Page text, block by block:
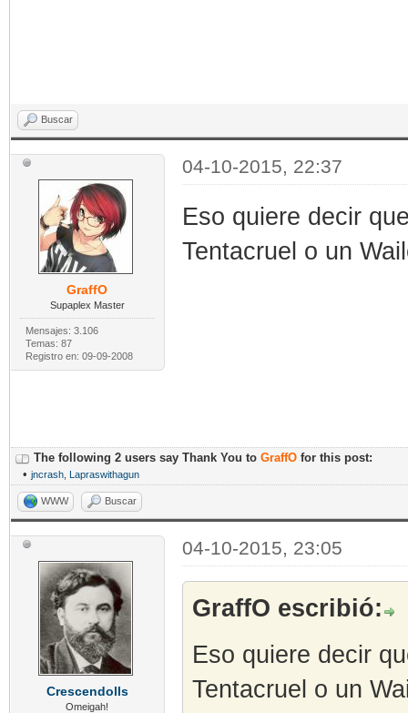
Buscar
GraffO
Supaplex Master
Mensajes: 3.106
Temas: 87
Registro en: 09-09-2008
04-10-2015, 22:37
Eso quiere decir
Tentacruel o un
The following 2 users say Thank You to GraffO for this post:
• jncrash Lapraswithagun
WWW Buscar
Crescendolls
Omeigah!
04-10-2015, 23:05
GraffO escribió:
Eso quiere decir
Tentacruel o un